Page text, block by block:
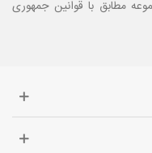
مطابق با قوانین جمهوری